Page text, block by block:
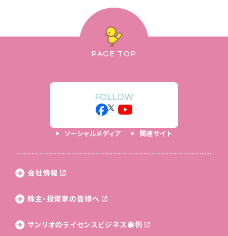
PAGE TOP
FOLLOW
ソーシャルメディア 関連サイト
会社情報
株主・投資家の皆様へ
サンリオのライセンス ビジネス事例